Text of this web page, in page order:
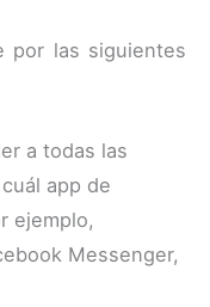
por las siguientes
a todas las
app de
ejemplo,
Messenger,